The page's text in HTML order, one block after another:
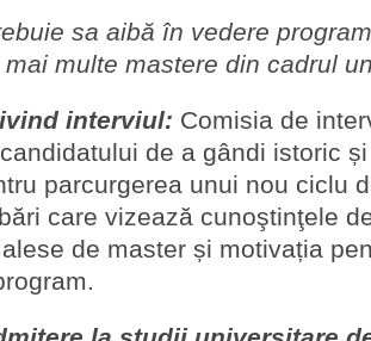
sa aibă în vedere
multe mastere din cadrul
interviul: Comisia de
de a gândi istoric
parcurgerea unui nou ciclu
care vizează cunoştinţele
de master și motivația